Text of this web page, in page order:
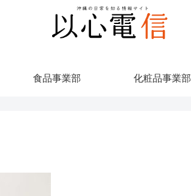
食品事業部 化粧品事業部